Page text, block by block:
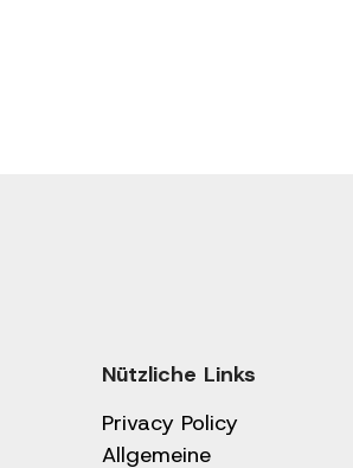
Nützliche Links
Privacy Policy
Allgemeine